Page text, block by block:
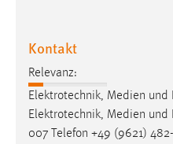
Kontakt
Relevanz:
Elektrotechnik, Medien
Elektrotechnik, Medien und
007 Telefon +49 (9621)
MARKETING
Marketing Cookies
verwendet, um
Sie tun dies, indem sie